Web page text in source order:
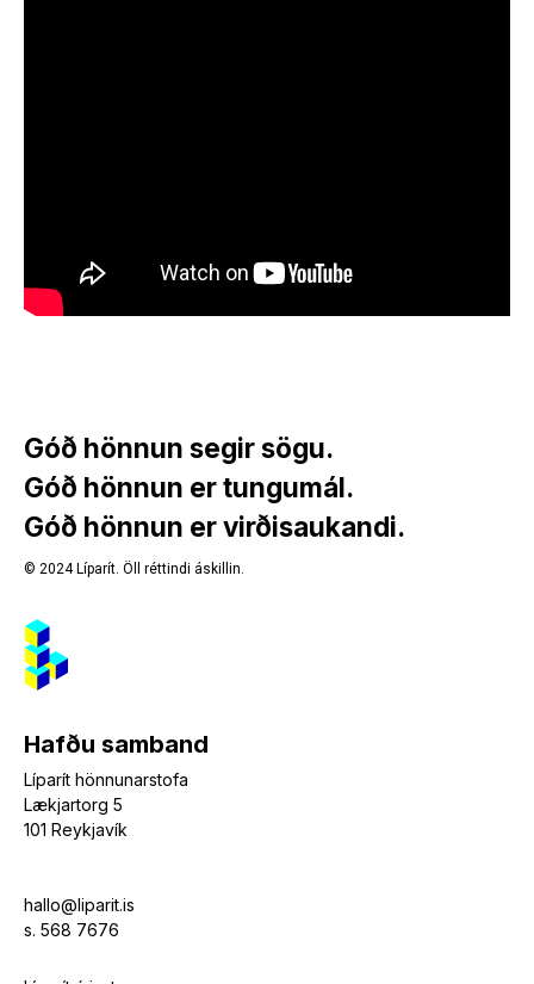
Góð hönnun segir sögu.
Góð hönnun er tungumál.
Góð hönnun er virðisaukandi.
© 2024 Líparít. Öll réttindi áskillin.
3248bd
ecdc52
6fc4fb
Hafðu samband
Líparít hönnunarstofa
Lækjartorg 5
101 Reykjavík
hallo@liparit.is
s. 568 7676